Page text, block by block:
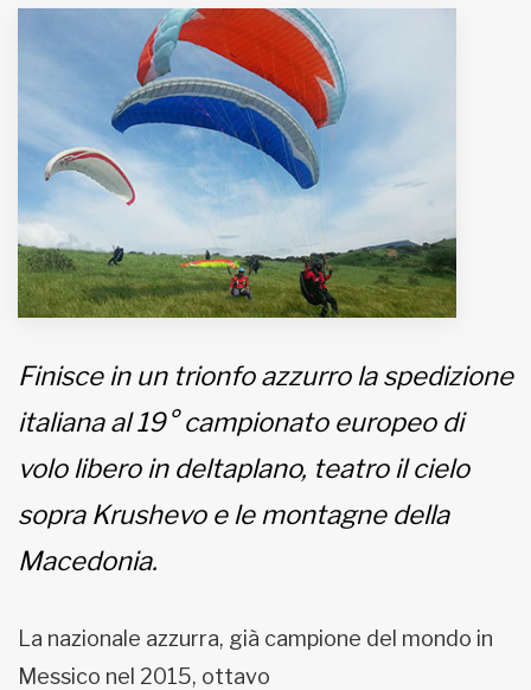
Inviateci le vostre segnalazioni
Iscriviti alla newsletter
www.viveremilano.info
Fondato e diretto da Enzo De
Bernardis
Imbonati, 89 20159 Milano (Italia)
Finisce in un trionfo azzurro la spedizione
italiana al 19° campionato europeo di
volo libero in deltaplano, teatro il cielo
sopra Krushevo e le montagne della
Macedonia.
La nazionale azzurra, già campione del mondo in
Messico nel 2015, ottavo